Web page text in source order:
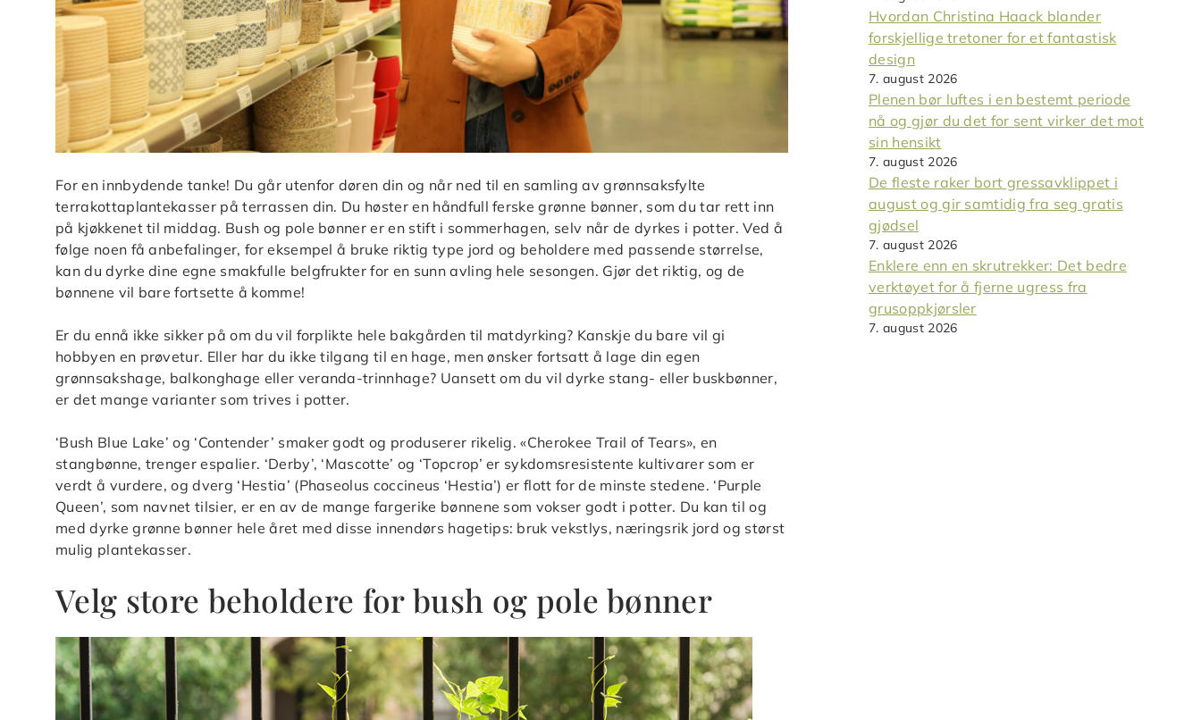
For en innbydende tanke! Du går utenfor døren din og når ned til en samling av grønnsaksfylte
terrakottaplantekasser på terrassen din. Du høster en håndfull ferske grønne bønner, som du tar rett inn
på kjøkkenet til middag. Bush og pole bønner er en stift i sommerhagen, selv når de dyrkes i potter. Ved å
følge noen få anbefalinger, for eksempel å bruke riktig type jord og beholdere med passende størrelse,
kan du dyrke dine egne smakfulle belgfrukter for en sunn avling hele sesongen. Gjør det riktig, og de
bønnene vil bare fortsette å komme!
Er du ennå ikke sikker på om du vil forplikte hele bakgården til matdyrking? Kanskje du bare vil gi
hobbyen en prøvetur. Eller har du ikke tilgang til en hage, men ønsker fortsatt å lage din egen
grønnsakshage, balkonghage eller veranda-trinnhage? Uansett om du vil dyrke stang- eller buskbønner,
er det mange varianter som trives i potter.
‘Bush Blue Lake’ og ‘Contender’ smaker godt og produserer rikelig. «Cherokee Trail of Tears», en
stangbønne, trenger espalier. ‘Derby’, ‘Mascotte’ og ‘Topcrop’ er sykdomsresistente kultivarer som er
verdt å vurdere, og dverg ‘Hestia’ (Phaseolus coccineus ‘Hestia’) er flott for de minste stedene. ‘Purple
Queen’, som navnet tilsier, er en av de mange fargerike bønnene som vokser godt i potter. Du kan til og
med dyrke grønne bønner hele året med disse innendørs hagetips: bruk vekstlys, næringsrik jord og størst
mulig plantekasser.
Velg store beholdere for bush og pole bønner
Hvordan Christina Haack blander
forskjellige tretoner for et fantastisk
design
7. august 2026
Plenen bør luftes i en bestemt periode
nå og gjør du det for sent virker det mot
sin hensikt
7. august 2026
De fleste raker bort gressavklippet i
august og gir samtidig fra seg gratis
gjødsel
7. august 2026
Enklere enn en skrutrekker: Det bedre
verktøyet for å fjerne ugress fra
grusoppkjørsler
7. august 2026